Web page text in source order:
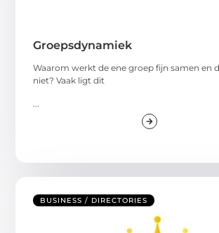
Groepsdynamiek
Waarom werkt de ene groep fijn samen en
niet? Vaak ligt dit
BUSINESS / DIRECTORIES